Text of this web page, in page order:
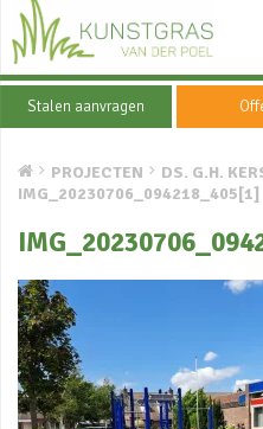
Stalen aanvragen
PROJECTEN
DS. G.H.
IMG_20230706_094218_405[1]